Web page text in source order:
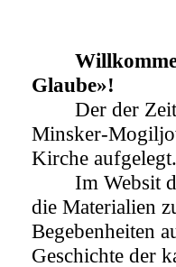
Glaube»!
Der der
Minsker-
Kirche aufgelegt.
Im Websit
die Materialien
Begebenheiten
Geschichte der